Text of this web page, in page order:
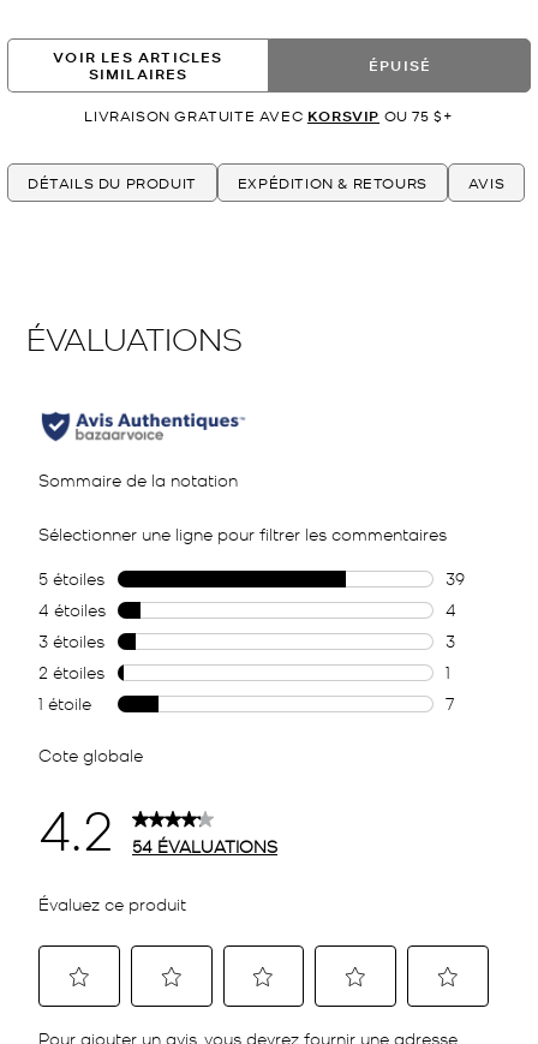
VOIR LES ARTICLES
SIMILAIRES
ÉPUISÉ
LIVRAISON GRATUITE AVEC KORSVIP OU 75 $+
DÉTAILS DU PRODUIT EXPÉDITION & RETOURS AVIS